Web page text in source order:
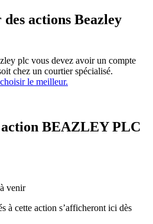
actions Beazley
plc vous devez avoir un compte
chez un courtier spécialisé.
le meilleur.
BEAZLEY PLC
venir
à cette action s’afficheront ici dès